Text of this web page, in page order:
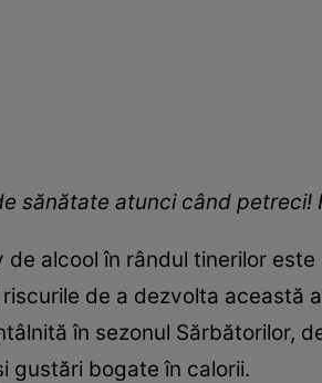
sănătate atunci când petreci!
de alcool în rândul tinerilor
riscurile de a dezvolta
în sezonul Sărbătorilor,
gustări bogate în calorii.